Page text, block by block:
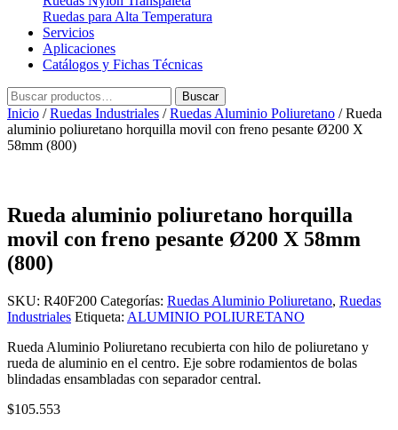
Ruedas para Alta Temperatura
Servicios
Aplicaciones
Catálogos y Fichas Técnicas
Buscar
por:
Buscar
Inicio /Ruedas Industriales /Ruedas Aluminio Poliuretano / Rueda
aluminio poliuretano horquilla movil con freno pesante Ø200 X
58mm (800)
Rueda aluminio poliuretano horquilla
movil con freno pesante Ø200 X 58mm
(800)
SKU: R40F200 Categorías: Ruedas Aluminio Poliuretano, Ruedas
Industriales Etiqueta: ALUMINIO POLIURETANO
Rueda Aluminio Poliuretano recubierta con hilo de poliuretano y
rueda de aluminio en el centro. Eje sobre rodamientos de bolas
blindadas ensambladas con separador central.
$105.553